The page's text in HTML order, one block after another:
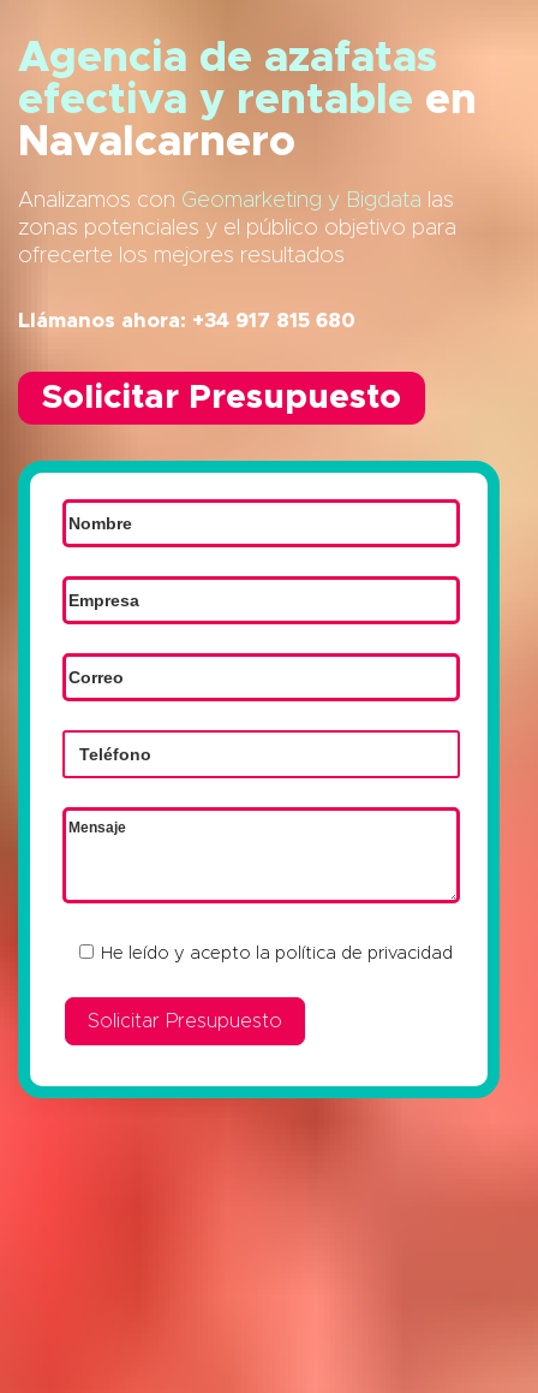
Agencia de azafatas
efectiva y rentable en
Navalcarnero
Analizamos con Geomarketing y Bigdata las
zonas potenciales y el público objetivo para
ofrecerte los mejores resultados
Llámanos ahora: +34 917 815 680
Solicitar Presupuesto
He leído y acepto la política de privacidad